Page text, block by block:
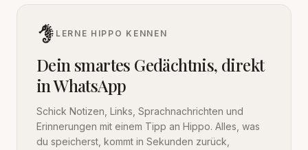
LERNE HIPPO KENNEN
Dein smartes Gedächtnis, direkt
in WhatsApp
Schick Notizen, Links, Sprachnachrichten und
Erinnerungen mit einem Tipp an Hippo. Alles, was
du speicherst, kommt in Sekunden zurück,